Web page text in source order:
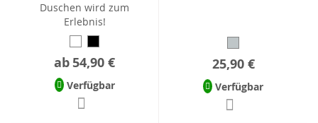
Duschen wird zum
Erlebnis!
ab 54,90 €
Verfügbar
25,90 €
Verfügbar